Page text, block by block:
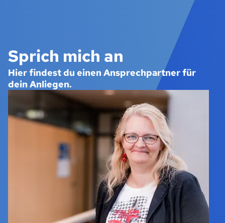
Sprich mich an
Hier findest du einen Ansprechpartner für
dein Anliegen.